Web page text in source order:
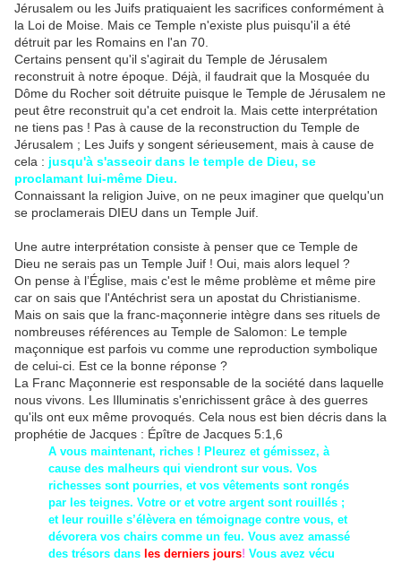
Jérusalem ou les Juifs pratiquaient les sacrifices conformément à
la Loi de Moise. Mais ce Temple n'existe plus puisqu'il a été
détruit par les Romains en l'an 70.
Certains pensent qu'il s'agirait du Temple de Jérusalem
reconstruit à notre époque. Déjà, il faudrait que la Mosquée du
Dôme du Rocher soit détruite puisque le Temple de Jérusalem ne
peut être reconstruit qu'a cet endroit la. Mais cette interprétation
ne tiens pas ! Pas à cause de la reconstruction du Temple de
Jérusalem ; Les Juifs y songent sérieusement, mais à cause de
cela : jusqu'à s'asseoir dans le temple de Dieu, se
proclamant lui-même Dieu.
Connaissant la religion Juive, on ne peux imaginer que quelqu'un
se proclamerais DIEU dans un Temple Juif.
Une autre interprétation consiste à penser que ce Temple de
Dieu ne serais pas un Temple Juif ! Oui, mais alors lequel ?
On pense à l’Église, mais c'est le même problème et même pire
car on sais que l'Antéchrist sera un apostat du Christianisme.
Mais on sais que la franc-maçonnerie intègre dans ses rituels de
nombreuses références au Temple de Salomon: Le temple
maçonnique est parfois vu comme une reproduction symbolique
de celui-ci. Est ce la bonne réponse ?
La Franc Maçonnerie est responsable de la société dans laquelle
nous vivons. Les Illuminatis s'enrichissent grâce à des guerres
qu'ils ont eux même provoqués. Cela nous est bien décris dans la
prophétie de Jacques : Épître de Jacques 5:1,6
A vous maintenant, riches ! Pleurez et gémissez, à
cause des malheurs qui viendront sur vous. Vos
richesses sont pourries, et vos vêtements sont rongés
par les teignes. Votre or et votre argent sont rouillés ;
et leur rouille s’élèvera en témoignage contre vous, et
dévorera vos chairs comme un feu. Vous avez amassé
des trésors dans les derniers jours! Vous avez vécu